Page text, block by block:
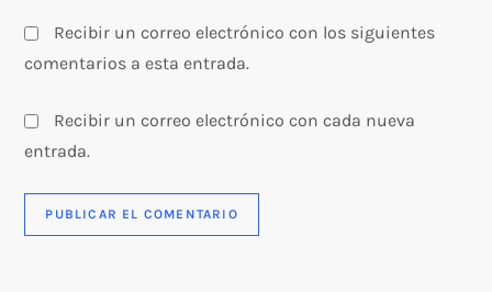
Recibir un correo electrónico con los siguientes
comentarios a esta entrada.
Recibir un correo electrónico con cada nueva
entrada.